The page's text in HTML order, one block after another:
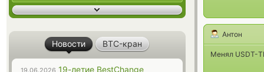
Антон
Менял USDT-
Новости BTC-кран
19.06.2026 19-летие BestChange